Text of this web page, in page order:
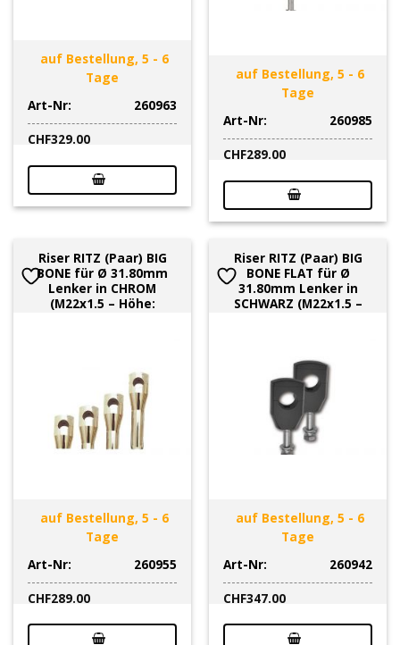
auf Bestellung, 5 - 6
Tage
Art-Nr:
260963
CHF329.00
auf Bestellung, 5 - 6
Tage
Art-Nr:
260985
CHF289.00
Riser RITZ (Paar) BIG
BONE für Ø 31.80mm
Lenker in CHROM
(M22x1.5 – Höhe:
auf Bestellung, 5 - 6
Tage
Art-Nr:
260955
CHF289.00
Riser RITZ (Paar) BIG
BONE FLAT für Ø
31.80mm Lenker in
SCHWARZ (M22x1.5 –
auf Bestellung, 5 - 6
Tage
Art-Nr:
260942
CHF347.00